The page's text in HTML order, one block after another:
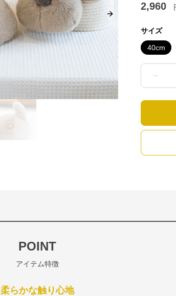
Next slide
2,960
サイズ
40cm
POINT
アイテム特徴
柔らかな触り心地